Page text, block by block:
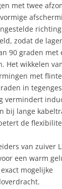
met twee
zodat de
90 graden met
Het wikkelen
met
in
vermindert
bij lange
de
van zuiver
een warm
mogelijke